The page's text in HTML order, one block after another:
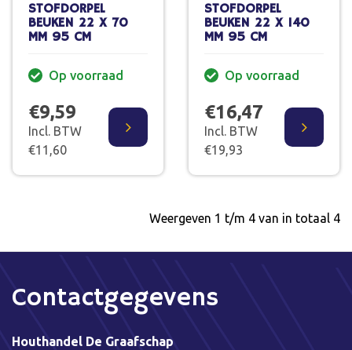
STOFDORPEL
BEUKEN 22 X 70
MM 95 CM
Op voorraad
€9,59
Incl. BTW
€11,60
STOFDORPEL
BEUKEN 22 X 140
MM 95 CM
Op voorraad
€16,47
Incl. BTW
€19,93
Weergeven 1 t/m 4 van in totaal 4
Contactgegevens
Houthandel De Graafschap